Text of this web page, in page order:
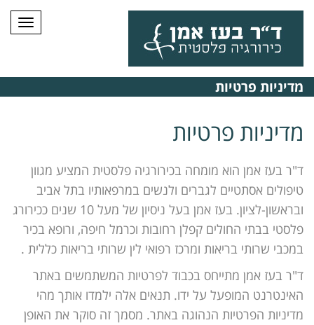
מדיניות פרטיות
מדיניות פרטיות
ד"ר בעז אמן הוא מומחה בכירורגיה פלסטית המציע מגוון
טיפולים אסתטיים לגברים ולנשים במרפאותיו בתל אביב
ובראשון-לציון. בעז אמן בעל ניסיון של מעל 10 שנים ככירורג
פלסטי בבתי החולים קפלן רחובות וכרמל חיפה, ורופא בכיר
במכבי שרותי בריאות ומרכז רפואי לין שרותי בריאות כללית .
ד"ר בעז אמן מתייחס בכבוד לפרטיות המשתמשים באתר
האינטרנט המופעל על ידו. תנאים אלה ילמדו אותך מהי
מדיניות הפרטיות הנהוגה באתר. מסמך זה סוקר את האופן